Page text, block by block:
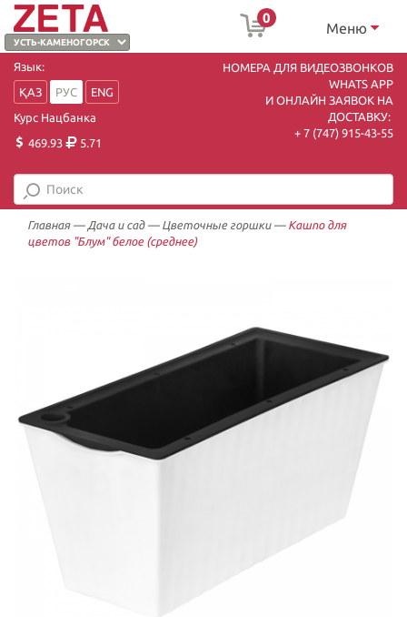
0
Меню
Язык:
ҚАЗ
РУС
ENG
Курс Нацбанка
469.93
5.71
НОМЕРА ДЛЯ ВИДЕОЗВОНКОВ
WHATS APP
И ОНЛАЙН ЗАЯВОК НА
ДОСТАВКУ:
+ 7 (747) 915-43-55
Главная— Дача и сад— Цветочные горшки— Кашпо для
цветов "Блум" белое (среднее)